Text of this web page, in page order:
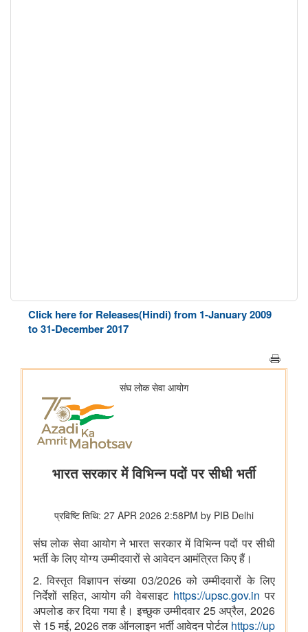
Click here for Releases(Hindi) from 1-January 2009
to 31-December 2017